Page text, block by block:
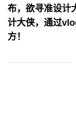
布，欲寻准设计
计大侠，通过
方！